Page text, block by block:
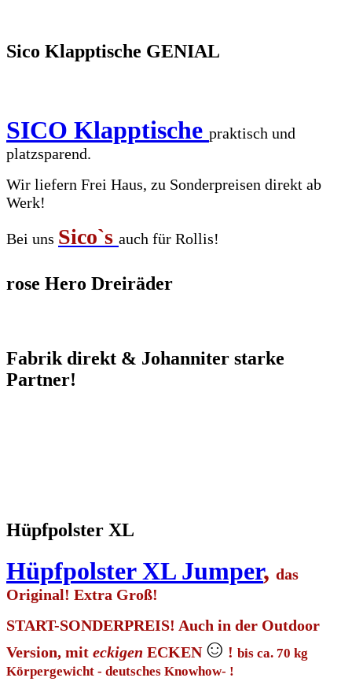
Sico Klapptische GENIAL
SICO Klapptische praktisch und
platzsparend.
Wir liefern Frei Haus, zu Sonderpreisen direkt ab
Werk!
Bei uns Sico`s auch für Rollis!
rose Hero Dreiräder
Fabrik direkt & Johanniter starke
Partner!
Hüpfpolster XL
Hüpfpolster XL Jumper, das
Original! Extra Groß!
START-SONDERPREIS! Auch in der Outdoor
Version, mit eckigen ECKEN☺ ! bis ca. 70 kg
Körpergewicht - deutsches Knowhow- !